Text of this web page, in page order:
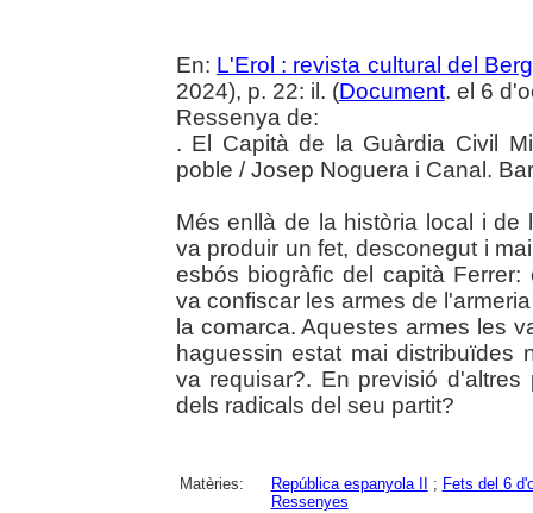
En: L'Erol : revista cultural del
2024), p. 22: il. (Document. el 6
Ressenya de:
. El Capità de la Guàrdia Civil
poble / Josep Noguera i Canal.
Més enllà de la història local i de
va produir un fet, desconegut i
esbós biogràfic del capità
va confiscar les armes de
la comarca. Aquestes armes les
haguessin estat mai distribuïdes
va requisar?. En previsió
dels radicals del seu partit?
Matèries: República espanyola II ; Fets del 6
Ressenyes